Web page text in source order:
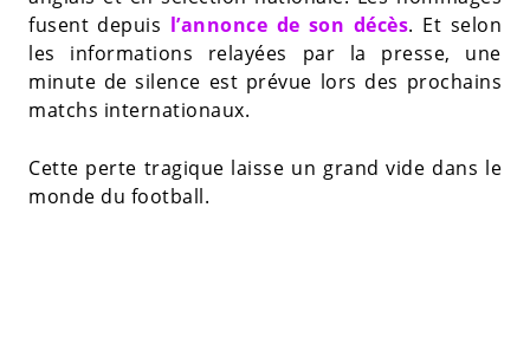
fusent depuis l’annonce de son décès. Et selon
les informations relayées par la presse, une
minute de silence est prévue lors des prochains
matchs internationaux.
Cette perte tragique laisse un grand vide dans le
monde du football.